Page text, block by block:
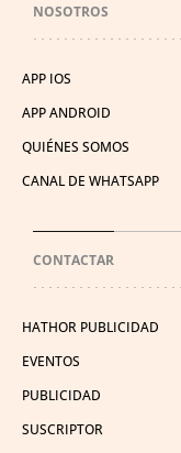
NOSOTROS
APP IOS
APP ANDROID
QUIÉNES SOMOS
CANAL DE WHATSAPP
CONTACTAR
HATHOR PUBLICIDAD
EVENTOS
PUBLICIDAD
SUSCRIPTOR